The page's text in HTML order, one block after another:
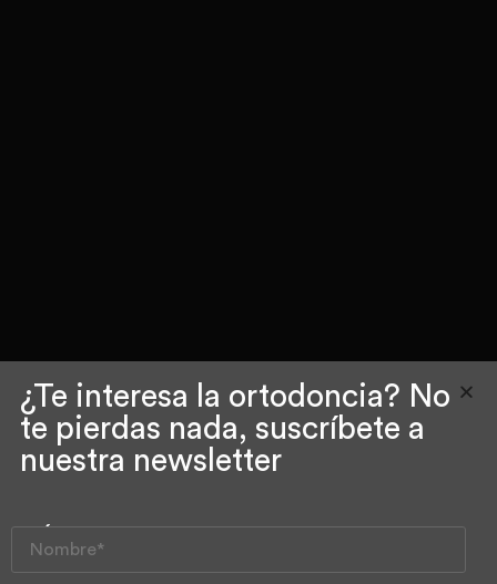
asiste a un
¿Te interesa la ortodoncia? No
te pierdas nada, suscríbete a
nuestra newsletter